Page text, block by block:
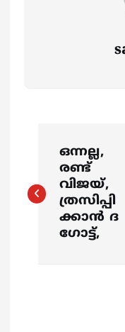
o
s
ഒന്നല്ല,
രണ്ട്
വിജയ്,
ത്രസിപ്പി
ക്കാൻ ദ
ഗോട്ട്,